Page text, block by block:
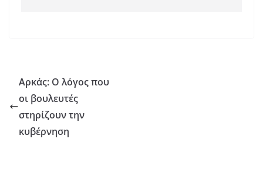
Αρκάς: Ο λόγος που
οι βουλευτές
στηρίζουν την
κυβέρνηση